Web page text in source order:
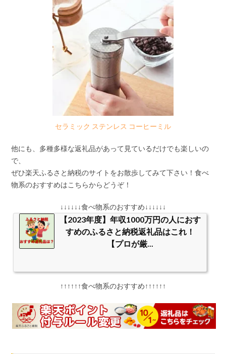
セラミック ステンレス コーヒーミル
他にも、多種多様な返礼品があって見ているだけでも楽しいの
で、
ぜひ楽天ふるさと納税のサイトをお散歩してみて下さい！食べ
物系のおすすめはこちらからどうぞ！
↓↓↓↓↓↓食べ物系のおすすめ↓↓↓↓↓↓
【2023年度】年収1000万円の人におす
すめのふるさと納税返礼品はこれ！
【プロが厳...
↑↑↑↑↑↑食べ物系のおすすめ↑↑↑↑↑↑